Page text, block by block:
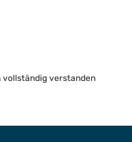
vollständig verstanden